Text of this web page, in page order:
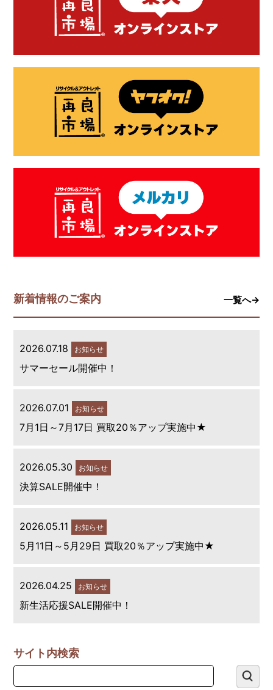
新着情報のご案内 一覧へ→
2026.07.18 お知らせ
サマーセール開催中！
2026.07.01 お知らせ
7月1日～7月17日 買取20％アップ実施中★
2026.05.30 お知らせ
決算SALE開催中！
2026.05.11 お知らせ
5月11日～5月29日 買取20％アップ実施中★
2026.04.25 お知らせ
新生活応援SALE開催中！
サイト内検索